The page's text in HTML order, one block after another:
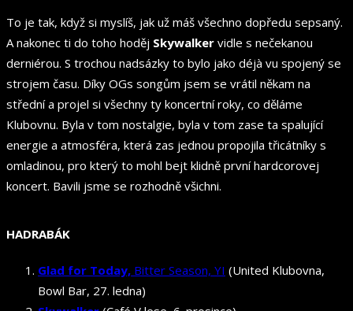
To je tak, když si myslíš, jak už máš všechno dopředu sepsaný.
A nakonec ti do toho hoděj Skywalker vidle s nečekanou
derniérou. S trochou nadsázky to bylo jako déjà vu spojený se
strojem času. Díky OGs songům jsem se vrátil někam na
střední a projel si všechny ty koncertní roky, co děláme
Klubovnu. Byla v tom nostalgie, byla v tom zase ta spalující
energie a atmosféra, která zas jednou propojila třicátníky s
omladinou, pro který to mohl bejt klidně první hardcorovej
koncert. Bavili jsme se rozhodně všichni.
HADRABÁK
Glad for Today, Bitter Season, YI (United Klubovna,
Bowl Bar, 27. ledna)